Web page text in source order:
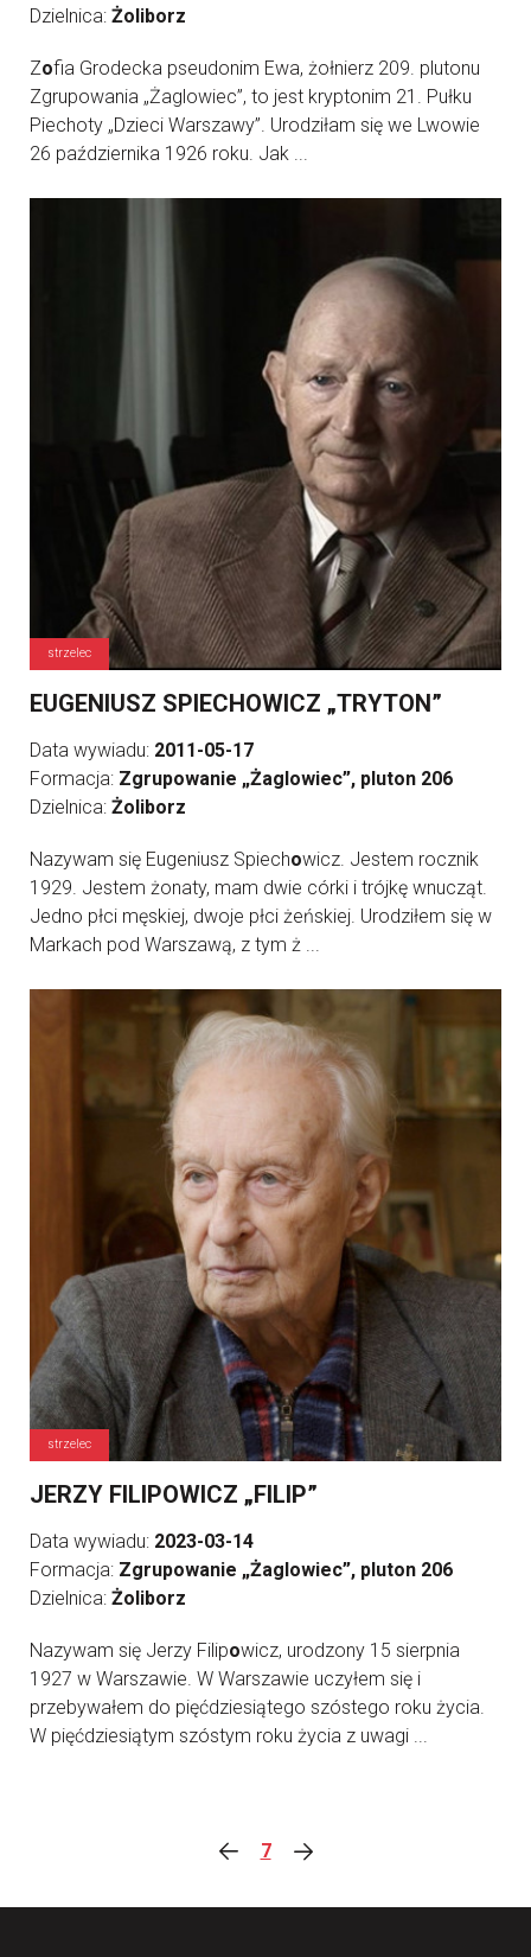
Dzielnica: Żoliborz
Zofia Grodecka pseudonim Ewa, żołnierz 209. plutonu
Zgrupowania „Żaglowiec”, to jest kryptonim 21. Pułku
Piechoty „Dzieci Warszawy”. Urodziłam się we Lwowie
26 października 1926 roku. Jak ...
strzelec
EUGENIUSZ SPIECHOWICZ „TRYTON”
Data wywiadu: 2011-05-17
Formacja: Zgrupowanie „Żaglowiec”, pluton 206
Dzielnica: Żoliborz
Nazywam się Eugeniusz Spiechowicz. Jestem rocznik
1929. Jestem żonaty, mam dwie córki i trójkę wnucząt.
Jedno płci męskiej, dwoje płci żeńskiej. Urodziłem się w
Markach pod Warszawą, z tym ż ...
strzelec
JERZY FILIPOWICZ „FILIP”
Data wywiadu: 2023-03-14
Formacja: Zgrupowanie „Żaglowiec”, pluton 206
Dzielnica: Żoliborz
Nazywam się Jerzy Filipowicz, urodzony 15 sierpnia
1927 w Warszawie. W Warszawie uczyłem się i
przebywałem do pięćdziesiątego szóstego roku życia.
W pięćdziesiątym szóstym roku życia z uwagi ...
7